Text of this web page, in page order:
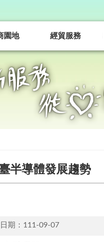
園地 經貿服務
半導體發展趨勢
期：111-09-07